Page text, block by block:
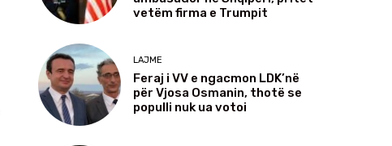
vetëm firma e Trumpit
LAJME
Feraj i VV e ngacmon LDK’në
për Vjosa Osmanin, thotë se
populli nuk ua votoi